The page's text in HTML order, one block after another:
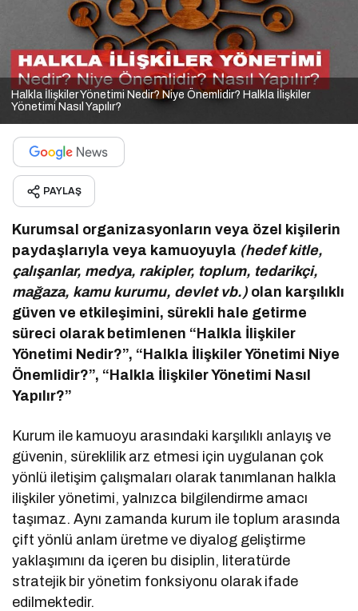
Halkla İlişkiler Yönetimi Nedir? Niye Önemlidir? Halkla İlişkiler
Yönetimi Nasıl Yapılır?
PAYLAŞ
Kurumsal organizasyonların veya özel kişilerin
paydaşlarıyla veya kamuoyuyla (hedef kitle,
çalışanlar, medya, rakipler, toplum, tedarikçi,
mağaza, kamu kurumu, devlet vb.) olan karşılıklı
güven ve etkileşimini, sürekli hale getirme
süreci olarak betimlenen “Halkla İlişkiler
Yönetimi Nedir?”, “Halkla İlişkiler Yönetimi Niye
Önemlidir?”, “Halkla İlişkiler Yönetimi Nasıl
Yapılır?”
Kurum ile kamuoyu arasındaki karşılıklı anlayış ve
güvenin, süreklilik arz etmesi için uygulanan çok
yönlü iletişim çalışmaları olarak tanımlanan halkla
ilişkiler yönetimi, yalnızca bilgilendirme amacı
taşımaz. Aynı zamanda kurum ile toplum arasında
çift yönlü anlam üretme ve diyalog geliştirme
yaklaşımını da içeren bu disiplin, literatürde
stratejik bir yönetim fonksiyonu olarak ifade
edilmektedir.